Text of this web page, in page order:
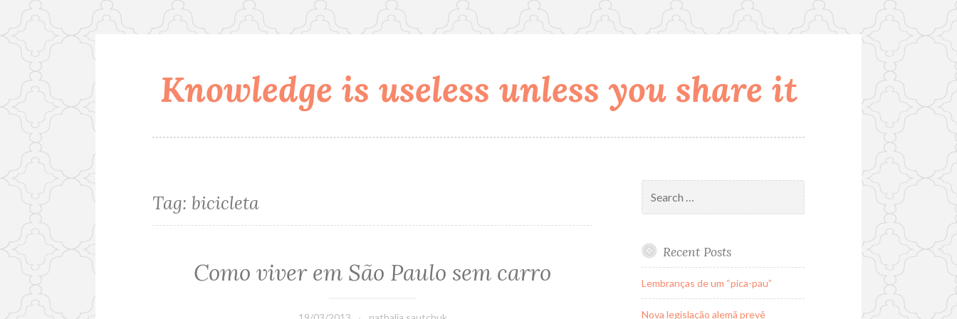
Skip
Knowledge is useless unless you share it
Tag: bicicleta
Como viver em São Paulo sem carro
for:
Recent Posts
Lembranças de um “pica-pau”
Nova legislação alemã prevê